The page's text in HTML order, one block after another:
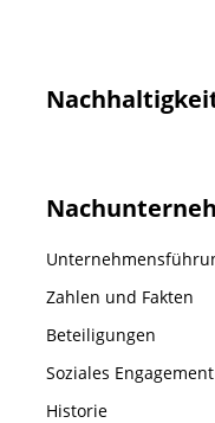
Zahlen und Fakten
Beteiligungen
Soziales Engagement
Historie